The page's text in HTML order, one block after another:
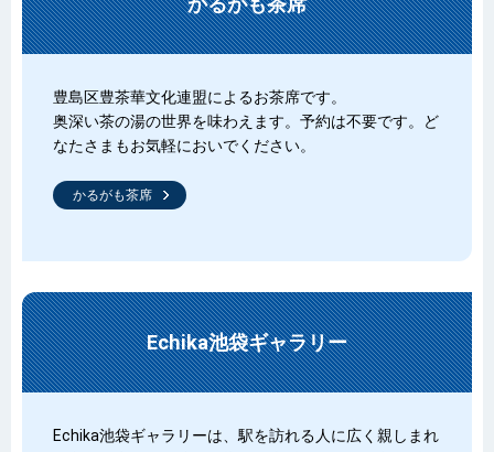
豊島区豊茶華文化連盟によるお茶席です。
奥深い茶の湯の世界を味わえます。予約は不要です。ど
なたさまもお気軽においでください。
かるがも茶席
Echika池袋ギャラリー
Echika池袋ギャラリーは、駅を訪れる人に広く親しまれ